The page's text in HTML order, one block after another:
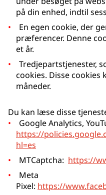
på din enhed, indtil
En egen cookie, der
præferencer. Denne
et år.
Tredjepartstjenester,
cookies. Disse cookies
måneder.
Du kan læse disse
Google Analytics,
https://
hl=es
MTCaptcha: https://
Meta
Pixel: https://